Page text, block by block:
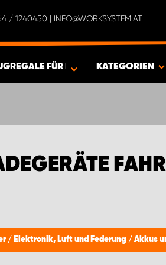
/ 1240450 | INFO@WORKSYSTEM.AT
FÜR FIAT TRANSPORTER
KATEGORIEN
/ Elektronik, Luft und Federung / Akkus